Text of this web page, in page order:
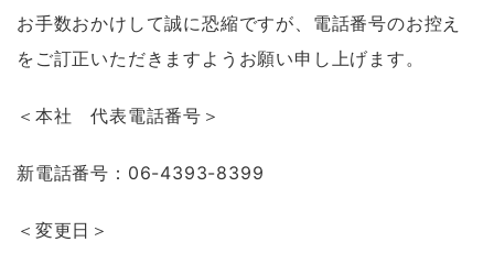
お手数おかけして誠に恐縮ですが、電話番号のお控え
をご訂正いただきますようお願い申し上げます。
＜本社 代表電話番号＞
新電話番号：06-4393-8399
＜変更日＞